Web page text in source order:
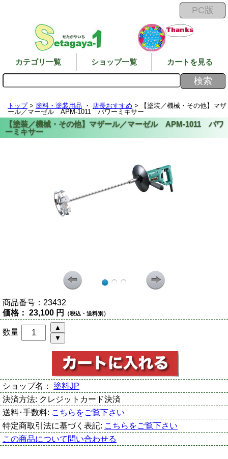
カテゴリ一覧 ショップ一覧 カートを見る
トップ> 塗料・塗装用品 ・ 店長おすすめ > 【塗装／機械・その他】マザ
ール／マーゼル APM-1011 パワーミキサー
商品番号： 23432
価格： 23,100 円 （税込・送料別）
数量
ショップ名： 塗料JP
決済方法: クレジットカード決済
送料･手数料: こちらをご覧下さい
特定商取引法に基づく表記: こちらをご覧下さい
この商品について問い合わせる